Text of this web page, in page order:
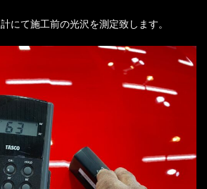
にて施工前の光沢を測定致します。